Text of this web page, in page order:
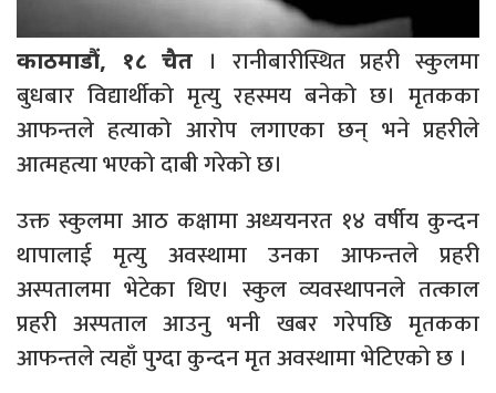
काठमाडौं, १८ चैत
। रानीबारीस्थित प्रहरी स्कुलमा
बुधबार विद्यार्थीको मृत्यु रहस्मय बनेको छ। मृतकका
आफन्तले हत्याको आरोप लगाएका छन् भने प्रहरीले
आत्महत्या भएको दाबी गरेको छ।
उक्त स्कुलमा आठ कक्षामा अध्ययनरत १४ वर्षीय कुन्दन
थापालाई मृत्यु अवस्थामा उनका आफन्तले प्रहरी
अस्पतालमा भेटेका थिए। स्कुल व्‍यवस्थापनले तत्काल
प्रहरी अस्पताल आउनु भनी खबर गरेपछि मृतकका
आफन्तले त्यहाँ पुग्दा कुन्दन मृत अवस्थामा भेटिएको छ ।